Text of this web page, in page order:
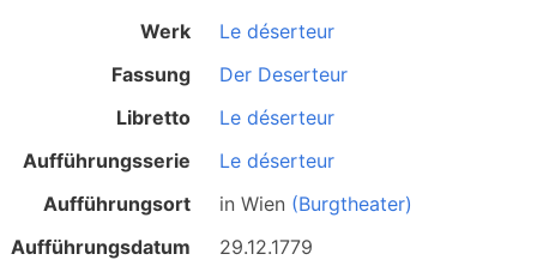
Werk
Le déserteur
Fassung
Der Deserteur
Libretto
Le déserteur
Aufführungsserie
Le déserteur
Aufführungsort
inWien (Burgtheater)
Aufführungsdatum
29.12.1779